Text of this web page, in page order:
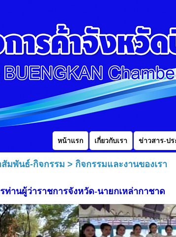
ข่าวสาร-ป
เกี่ยวกับเรา
หน้าแรก
สัมพันธ์-กิจกรรม > กิจกรรมและงานของเรา
ท่านผู้ว่าราชการจังหวัด-นายกเหล่ากาชาด